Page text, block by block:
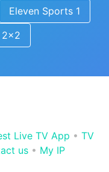
Eleven Sports 1
2x2
Live TV App • TV
us• My IP